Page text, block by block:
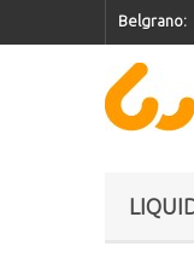
Belgrano: